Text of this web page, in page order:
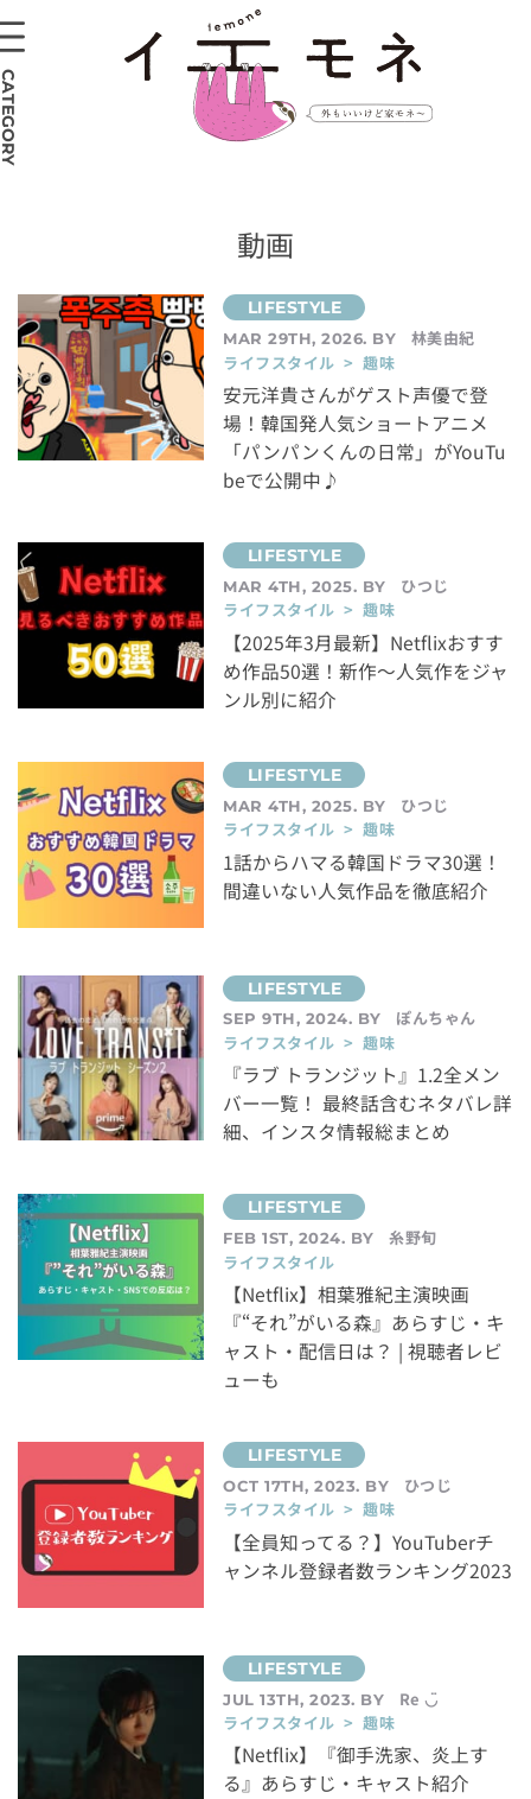
動画
MAR 29TH, 2026. BY
林美由紀
ライフスタイル > 趣味
安元洋貴さんがゲスト声優で登
場！韓国発人気ショートアニメ
「パンパンくんの日常」がYouTu
beで公開中♪
MAR 4TH, 2025. BY
ひつじ
ライフスタイル > 趣味
【2025年3月最新】Netflixおすす
め作品50選！新作〜人気作をジャ
ンル別に紹介
MAR 4TH, 2025. BY
ひつじ
ライフスタイル > 趣味
1話からハマる韓国ドラマ30選！
間違いない人気作品を徹底紹介
SEP 9TH, 2024. BY
ぽんちゃん
ライフスタイル > 趣味
『ラブ トランジット』1.2全メン
バー一覧！ 最終話含むネタバレ詳
細、インスタ情報総まとめ
FEB 1ST, 2024. BY
糸野旬
ライフスタイル
【Netflix】相葉雅紀主演映画
『“それ”がいる森』あらすじ・キ
ャスト・配信日は？ | 視聴者レビ
ューも
OCT 17TH, 2023. BY
ひつじ
ライフスタイル > 趣味
【全員知ってる？】YouTuberチ
ャンネル登録者数ランキング2023
JUL 13TH, 2023. BY
Re ◡̈
ライフスタイル > 趣味
【Netflix】『御手洗家、炎上す
る』あらすじ・キャスト紹介